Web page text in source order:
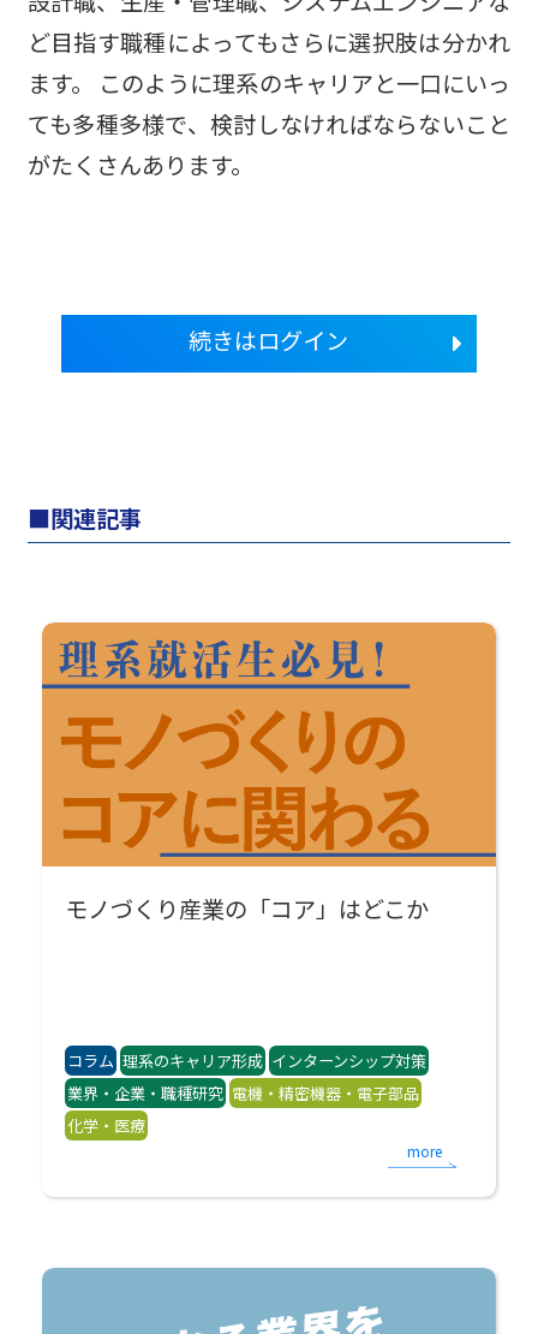
ど目指す職種によってもさらに選択肢は分かれ
ます。 このように理系のキャリアと一口にいっ
ても多種多様で、検討しなければならないこと
がたくさんあります。
続きはログイン
関連記事
モノづくり産業の「コア」はどこか
コラム 理系のキャリア形成 インターンシップ対策
業界・企業・職種研究 電機・精密機器・電子部品
化学・医療
more